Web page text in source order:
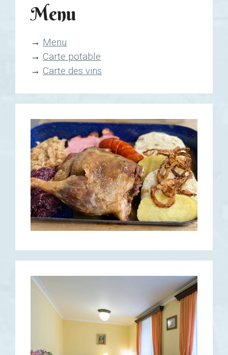
Menu
→ Menu
→ Carte potable
→ Carte des vins